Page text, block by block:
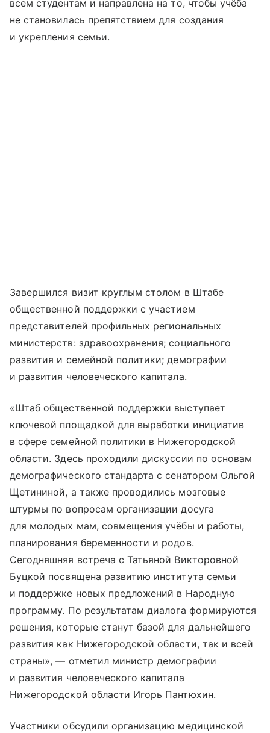
всем студентам и направлена на то, чтобы учёба
не становилась препятствием для создания
и укрепления семьи.
Завершился визит круглым столом в Штабе
общественной поддержки с участием
представителей профильных региональных
министерств: здравоохранения; социального
развития и семейной политики; демографии
и развития человеческого капитала.
«Штаб общественной поддержки выступает
ключевой площадкой для выработки инициатив
в сфере семейной политики в Нижегородской
области. Здесь проходили дискуссии по основам
демографического стандарта с сенатором Ольгой
Щетининой, а также проводились мозговые
штурмы по вопросам организации досуга
для молодых мам, совмещения учёбы и работы,
планирования беременности и родов.
Сегодняшняя встреча с Татьяной Викторовной
Буцкой посвящена развитию института семьи
и поддержке новых предложений в Народную
программу. По результатам диалога формируются
решения, которые станут базой для дальнейшего
развития как Нижегородской области, так и всей
страны», — отметил министр демографии
и развития человеческого капитала
Нижегородской области Игорь Пантюхин.
Участники обсудили организацию медицинской